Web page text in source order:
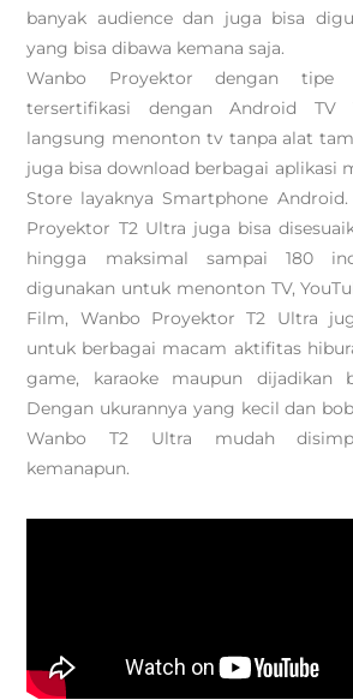
banyak audience dan juga bisa
yang bisa dibawa kemana saja.
Wanbo Proyektor dengan tipe
tersertifikasi dengan Android TV
langsung menonton tv tanpa alat
juga bisa download berbagai aplikasi
Store layaknya Smartphone
Proyektor T2 Ultra juga bisa
hingga maksimal sampai 180
digunakan untuk menonton TV,
Film, Wanbo Proyektor T2 Ultra
untuk berbagai macam aktifitas
game, karaoke maupun dijadikan
Dengan ukurannya yang kecil dan
Wanbo T2 Ultra mudah
kemanapun.